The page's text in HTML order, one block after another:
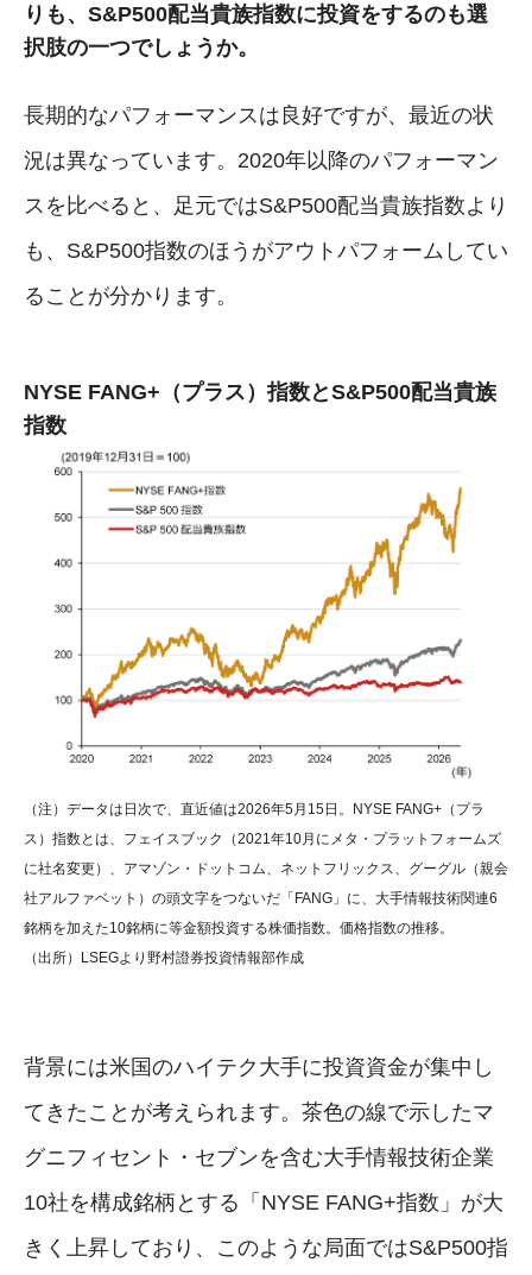
りも、S&P500配当貴族指数に投資をするのも選
択肢の一つでしょうか。
長期的なパフォーマンスは良好ですが、最近の状
況は異なっています。2020年以降のパフォーマン
スを比べると、足元ではS&P500配当貴族指数より
も、S&P500指数のほうがアウトパフォームしてい
ることが分かります。
NYSE FANG+（プラス）指数とS&P500配当貴族
指数
（注）データは日次で、直近値は2026年5月15日。NYSE FANG+（プラ
ス）指数とは、フェイスブック（2021年10月にメタ・プラットフォームズ
に社名変更）、アマゾン・ドットコム、ネットフリックス、グーグル（親会
社アルファベット）の頭文字をつないだ「FANG」に、大手情報技術関連6
銘柄を加えた10銘柄に等金額投資する株価指数。価格指数の推移。
（出所）LSEGより野村證券投資情報部作成
背景には米国のハイテク大手に投資資金が集中し
てきたことが考えられます。茶色の線で示したマ
グニフィセント・セブンを含む大手情報技術企業
10社を構成銘柄とする「NYSE FANG+指数」が大
きく上昇しており、このような局面ではS&P500指